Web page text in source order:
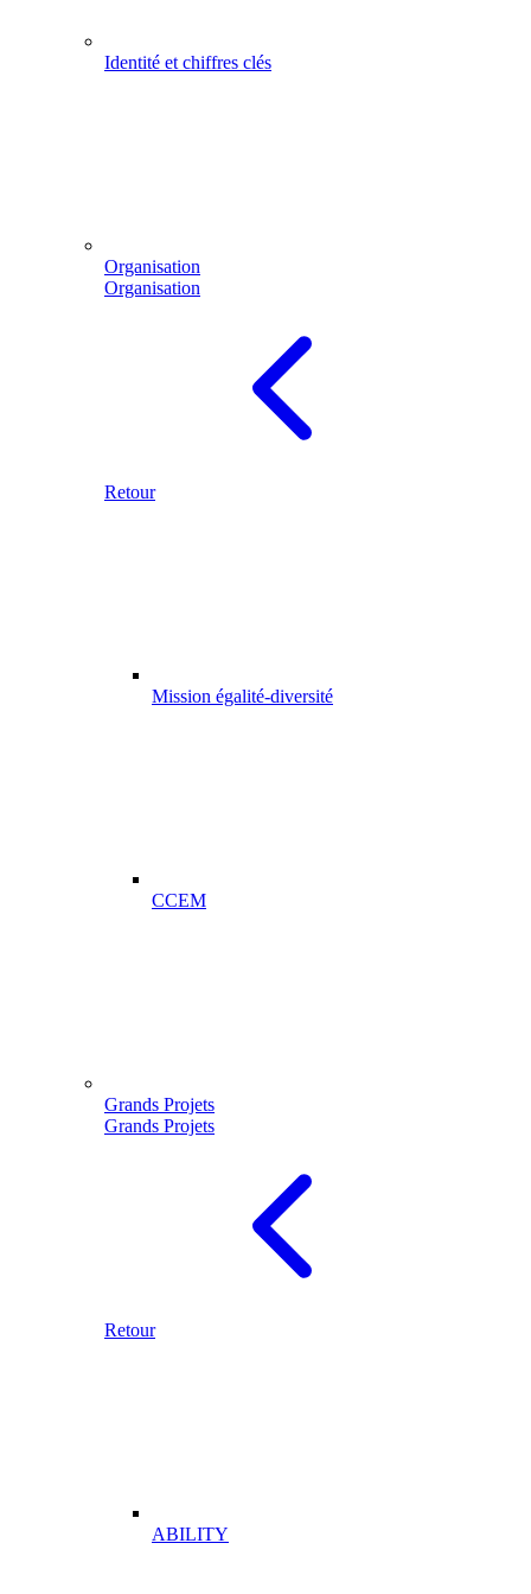
Identité et chiffres clés
Organisation
Organisation
Retour
Mission égalité-diversité
CCEM
Grands Projets
Grands Projets
Retour
ABILITY